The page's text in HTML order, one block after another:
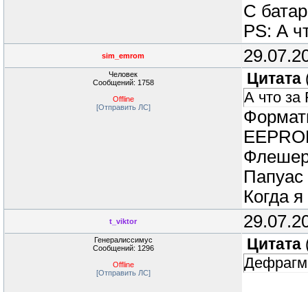
С
PS: А
sim_emrom
Человек
Сообщений: 1758
Offline
[Отправить ЛС]
Цитата
А что за
Когда
t_viktor
Генералиссимус
Сообщений: 1296
Offline
[Отправить ЛС]
Цитата